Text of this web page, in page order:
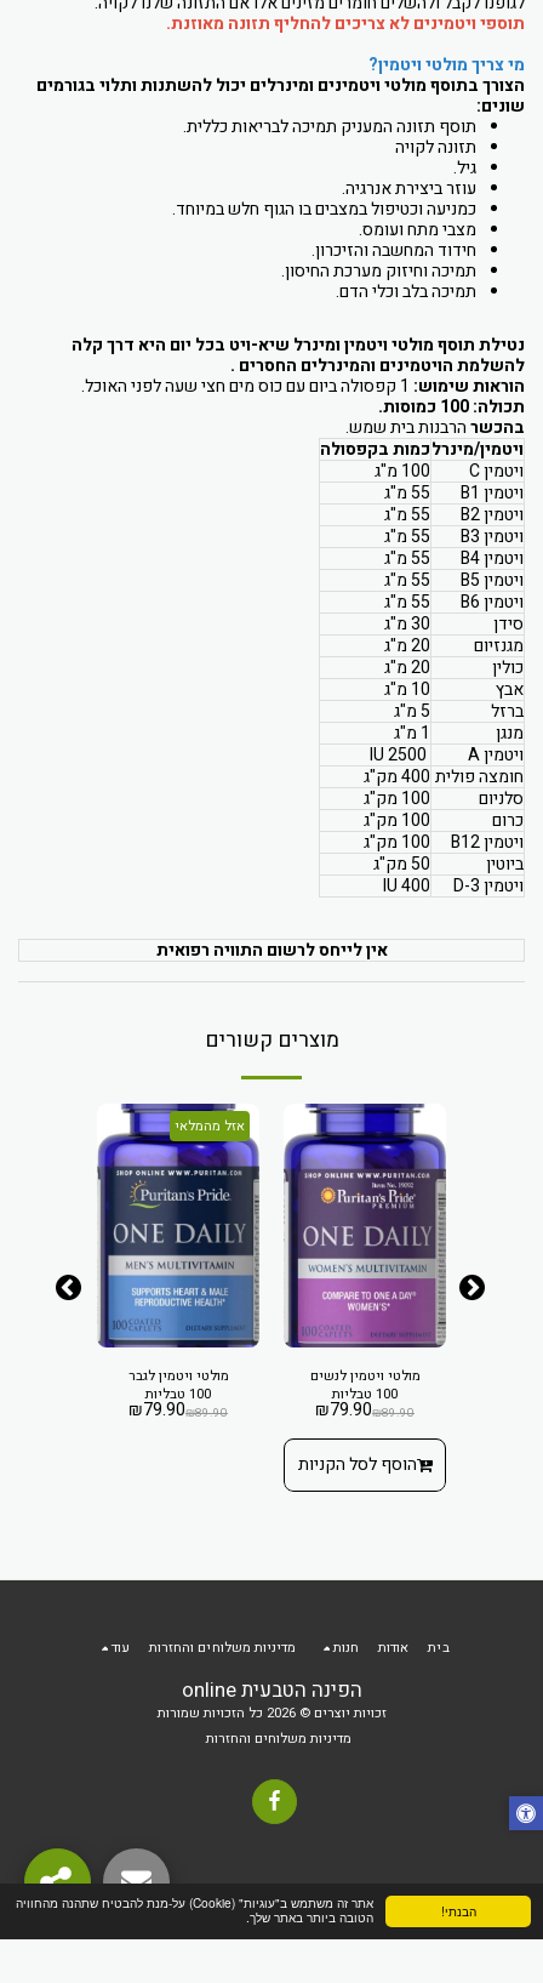
הבנתי!
אתר זה משתמש ב"עוגיות" (Cookie) על-מנת להבטיח שתהנה מהחוויה
הטובה ביותר באתר שלך.
תוספי ויטמינים לא צריכים להחליף תזונה מאוזנת.
מי צריך מולטי ויטמין?
הצורך בתוסף מולטי ויטמינים ומינרלים יכול להשתנות ותלוי בגורמים
שונים:
תוסף תזונה המעניק תמיכה לבריאות כללית.
תזונה לקויה
גיל.
עוזר ביצירת אנרגיה.
כמניעה וכטיפול במצבים בו הגוף חלש במיוחד.
מצבי מתח ועומס.
חידוד המחשבה והזיכרון.
תמיכה וחיזוק מערכת החיסון.
תמיכה בלב וכלי הדם.
נטילת תוסף מולטי ויטמין ומינרל שיא-ויט בכל יום היא דרך קלה
להשלמת הויטמינים והמינרלים החסרים .
הוראות שימוש:
תכולה: 100 כמוסות.
בהכשרהרבנות בית שמש.
ויטמין/מינרלכמות בקפסולה
ויטמין C
100 מ"ג
ויטמין B1
55 מ"ג
ויטמין B2
55 מ"ג
ויטמין B3
55 מ"ג
ויטמין B4
55 מ"ג
ויטמין B5
55 מ"ג
ויטמין B6
55 מ"ג
סידן
30 מ"ג
מגנזיום
20 מ"ג
כולין
20 מ"ג
אבץ
10 מ"ג
ברזל
5 מ"ג
מנגן
1 מ"ג
ויטמין A
חומצה פולית 400 מק"ג
סלניום
100 מק"ג
כרום
100 מק"ג
ויטמין B12
100 מק"ג
ביוטין
50 מק"ג
ויטמין D-3
400 IU
אין לייחס לרשום התוויה רפואית
מוצרים קשורים
מולטי ויטמין לנשים
100 טבליות
₪89.90
₪79.90
הוסף לסל הקניות
אזל מהמלאי
מולטי ויטמין לגבר
100 טבליות
₪89.90
₪79.90
הפינה הטבעית online
זכויות יוצרים © 2026 כל הזכויות שמורות
מדיניות משלוחים והחזרות
בית אודות חנות מדיניות משלוחים והחזרות עוד